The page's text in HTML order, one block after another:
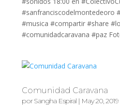
#sanfranciscodelmontedeoro
#musica #compartir #share
#comunidadcaravana #paz
Comunidad Caravana
porSangha Espiral| May 20, 2019